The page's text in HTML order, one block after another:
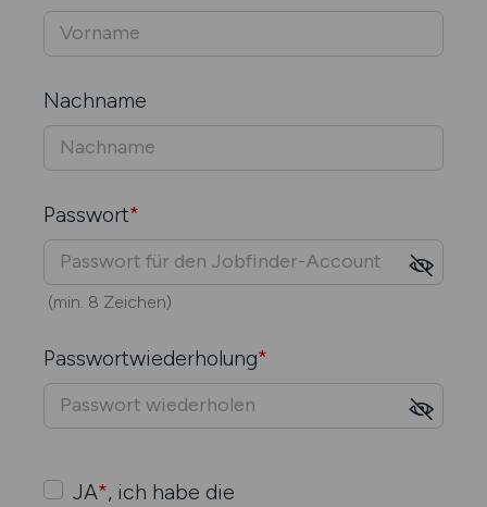
Nachname
Passwort*
(min. 8 Zeichen)
Passwort­wiederholung*
JA*, ich habe die